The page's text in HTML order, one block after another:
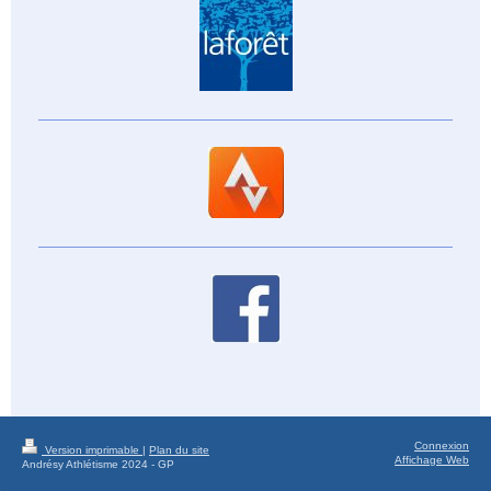
Version imprimable | Plan du site
Andrésy Athlétisme 2024 - GP
Connexion
Affichage Web